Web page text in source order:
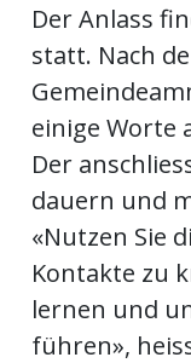
Der Anlass
statt. Nach
einige Worte
Der
dauern und
«Nutzen Sie
Kontakte zu
lernen und
führen»,